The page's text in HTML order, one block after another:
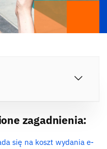
zagadnienia:
się na koszt wydania e-